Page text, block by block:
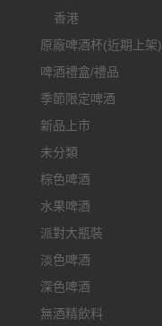
香港
原廠啤酒杯(近期上架)
啤酒禮盒/禮品
季節限定啤酒
新品上市
未分類
棕色啤酒
水果啤酒
派對大瓶裝
淡色啤酒
深色啤酒
無酒精飲料